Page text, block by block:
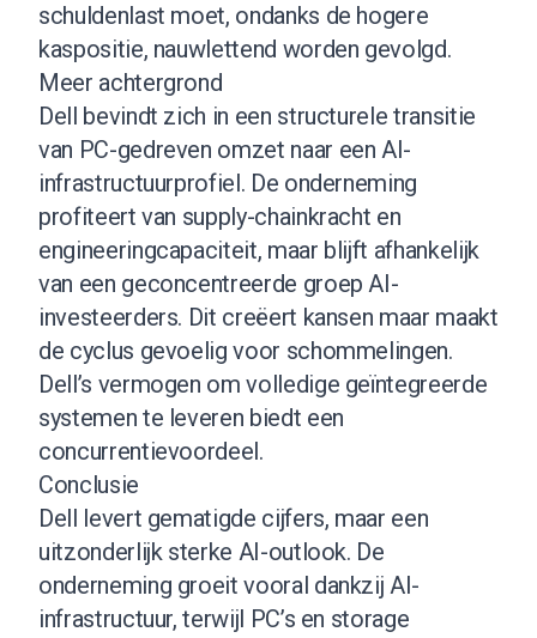
schuldenlast moet, ondanks de hogere
kaspositie, nauwlettend worden gevolgd.
Meer achtergrond
Dell bevindt zich in een structurele transitie
van PC-gedreven omzet naar een AI-
infrastructuurprofiel. De onderneming
profiteert van supply-chainkracht en
engineeringcapaciteit, maar blijft afhankelijk
van een geconcentreerde groep AI-
investeerders. Dit creëert kansen maar maakt
de cyclus gevoelig voor schommelingen.
Dell’s vermogen om volledige geïntegreerde
systemen te leveren biedt een
concurrentievoordeel.
Conclusie
Dell levert gematigde cijfers, maar een
uitzonderlijk sterke AI-outlook. De
onderneming groeit vooral dankzij AI-
infrastructuur, terwijl PC’s en storage